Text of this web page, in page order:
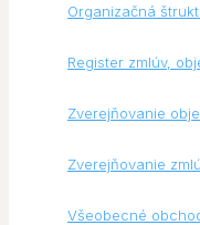
Organizačná
Register zmlúv,
Zverejňovanie
Zverejňovanie
Všeobecné